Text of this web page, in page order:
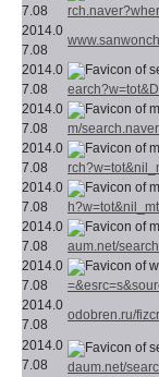
7.08
2014.0
7.08
2014.0
7.08
2014.0
7.08
m/
2014.0
7.08
2014.0
7.08
2014.0
7.08
aum.net/
2014.0
7.08
2014.0
7.08
odobren.ru/
2014.0
7.08
daum.net/